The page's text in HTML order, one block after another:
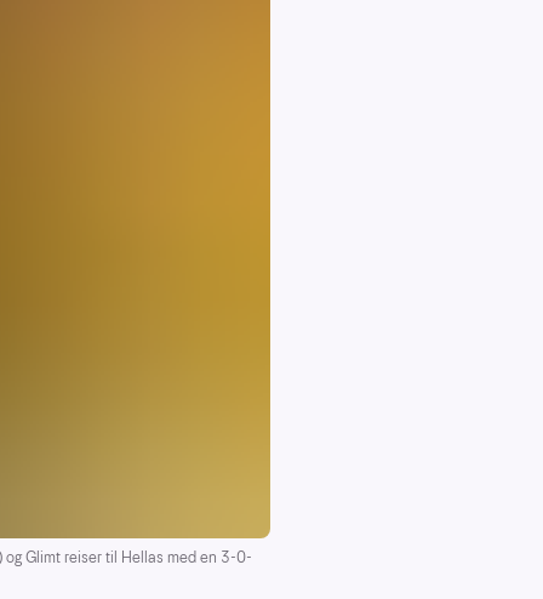
og Glimt reiser til Hellas med en 3-0-